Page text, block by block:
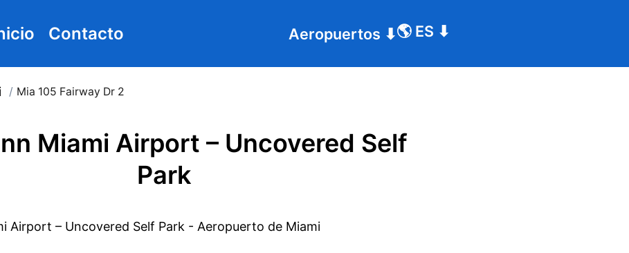
Contacto Aeropuertos ⬇🌎 ES ⬇
/ Mia 105 Fairway Dr 2
Miami Airport – Uncovered Self
Park